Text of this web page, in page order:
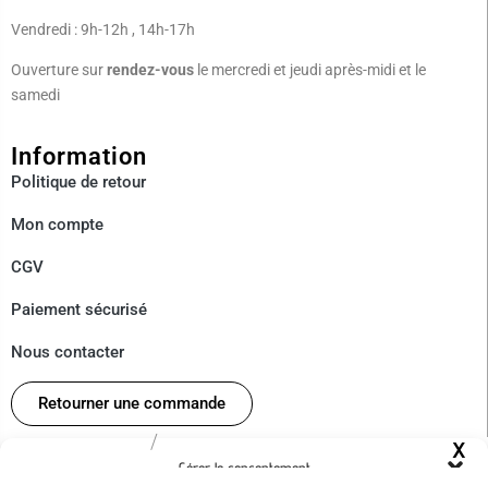
Gérer le consentement
Vendredi : 9h-12h , 14h-17h
Ouverture surrendez-vous le mercredi et jeudi après-midi et le
samedi
Information
Politique de retour
Mon compte
CGV
Paiement sécurisé
Nous contacter
Retourner une commande
/